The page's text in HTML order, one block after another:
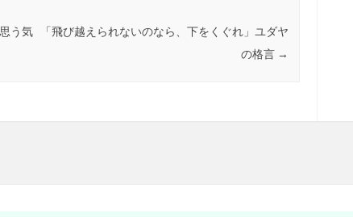
う気
「飛び越えられないのなら、下をくぐれ」ユダヤ
の格言 →